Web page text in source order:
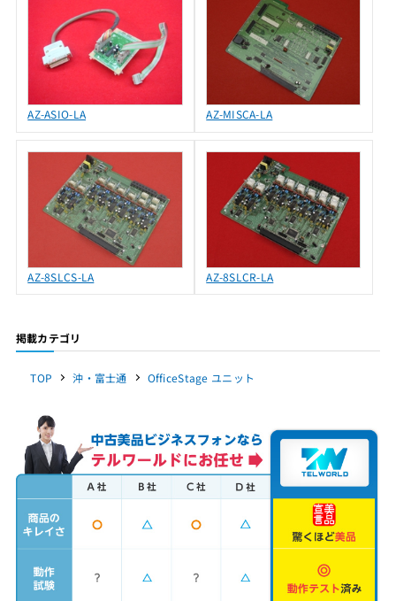
AZ-ASIO-LA AZ-MISCA-LA
AZ-8SLCS-LA AZ-8SLCR-LA
掲載カテゴリ
TOP 沖・富士通 OfficeStage ユニット